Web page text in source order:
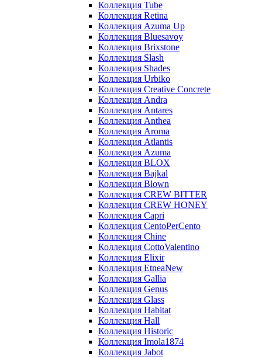
Коллекция Tube
Коллекция Retina
Коллекция Azuma Up
Коллекция Bluesavoy
Коллекция Brixstone
Коллекция Slash
Коллекция Shades
Коллекция Urbiko
Коллекция Creative Concrete
Коллекция Andra
Коллекция Antares
Коллекция Anthea
Коллекция Aroma
Коллекция Atlantis
Коллекция Azuma
Коллекция BLOX
Коллекция Bajkal
Коллекция Blown
Коллекция CREW BITTER
Коллекция CREW HONEY
Коллекция Capri
Коллекция CentoPerCento
Коллекция Chine
Коллекция CottoValentino
Коллекция Elixir
Коллекция EtneaNew
Коллекция Gallia
Коллекция Genus
Коллекция Glass
Коллекция Habitat
Коллекция Hall
Коллекция Historic
Коллекция Imola1874
Коллекция Jabot